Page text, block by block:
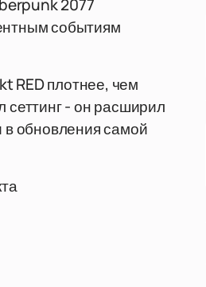
2077
событиям
RED плотнее, чем
сеттинг - он расширил
в обновления самой